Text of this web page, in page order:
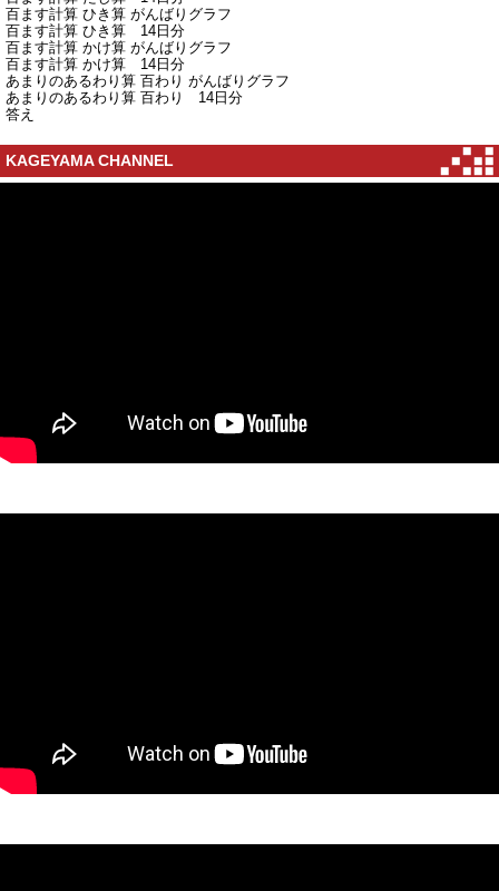
百ます計算 ひき算 がんばりグラフ
百ます計算 ひき算 14日分
百ます計算 かけ算 がんばりグラフ
百ます計算 かけ算 14日分
あまりのあるわり算 百わり がんばりグラフ
あまりのあるわり算 百わり 14日分
答え
KAGEYAMA CHANNEL